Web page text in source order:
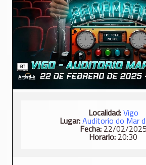
Localidad:Vigo
Lugar:Auditorio do Mar
Fecha:22/02/2025
Horario: 20:30